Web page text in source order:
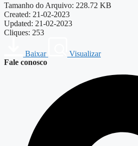
Tamanho do Arquivo: 228.72 KB
Created: 21-02-2023
Updated: 21-02-2023
Cliques: 253
Baixar
Visualizar
Fale conosco